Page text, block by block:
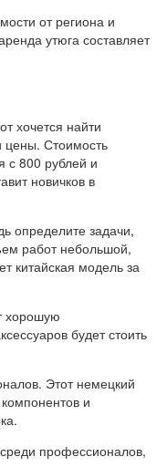
от региона и
утюга составляет
хочется найти
цены. Стоимость
с 800 рублей и
новичков в
определите задачи,
работ небольшой,
китайская модель за
хорошую
будет стоить
Этот немецкий
и
профессионалов,